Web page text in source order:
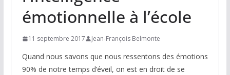
émotionnelle à l’école
11 septembre 2017 Jean-François Belmonte
Quand nous savons que nous ressentons des émotions
90% de notre temps d’éveil, on est en droit de se